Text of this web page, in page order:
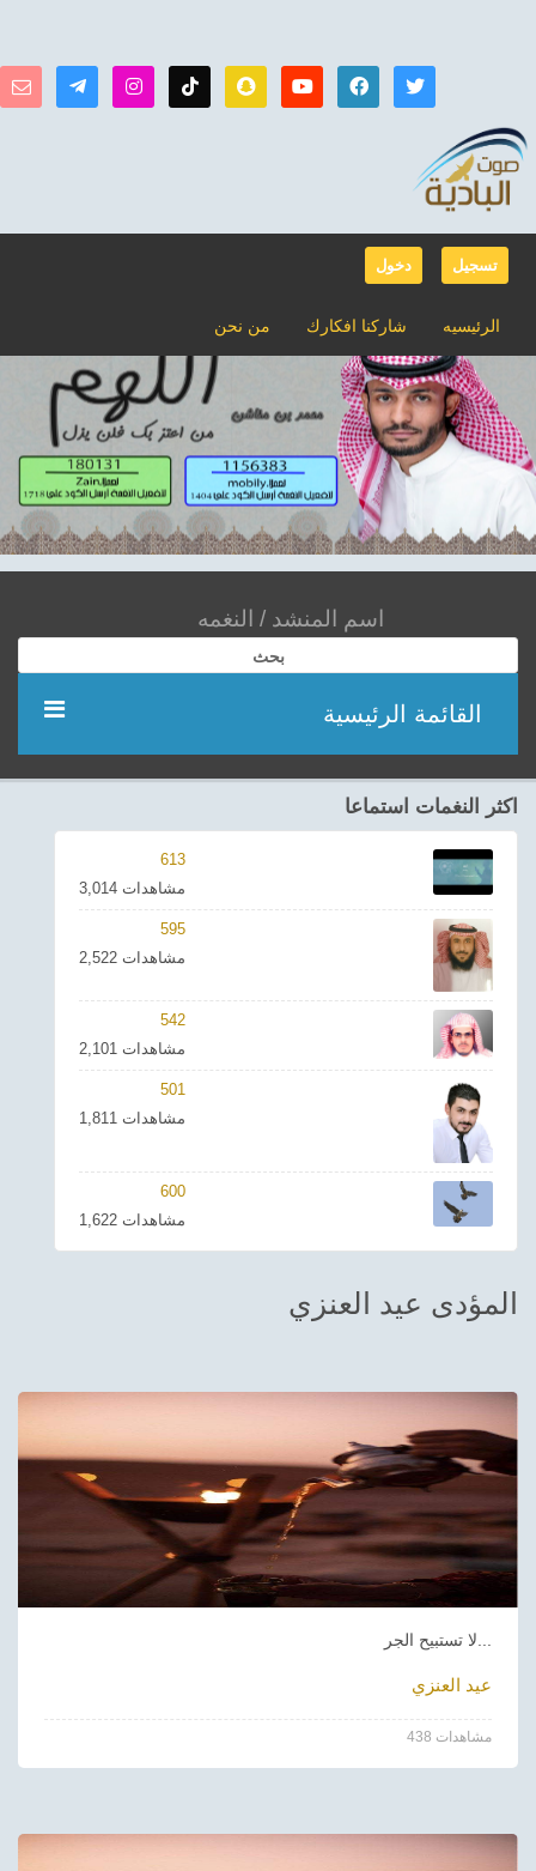
دخول تسجيل
من نحن شاركنا افكارك الرئيسيه
بحث
القائمة الرئيسية
مؤديين
شعر
اناشيد
ادعية
احدث الفيديوهات
ترفيهي
Asian
Foreign
Sudani tones
اكثر النغمات استماعا
613
3,014 مشاهدات
595
2,522 مشاهدات
542
2,101 مشاهدات
501
1,811 مشاهدات
600
1,622 مشاهدات
المؤدى عيد العنزي
عيد العنزي
438 مشاهدات